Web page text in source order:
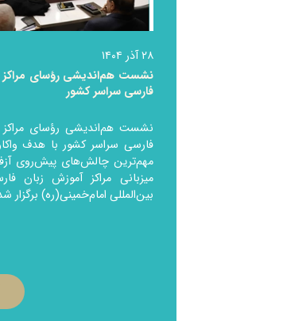
۲۸ آذر ۱۴۰۴
نشست هم‌اندیشی رؤسای مراکز
فارسی سراسر کشور
نشست هم‌اندیشی رؤسای مراکز
فارسی سراسر کشور با هدف
مهم‌ترین چالش‌های پیش‌روی
میزبانی مراکز آموزش
بین‌المللی امام‌خمینی(ره) برگزار